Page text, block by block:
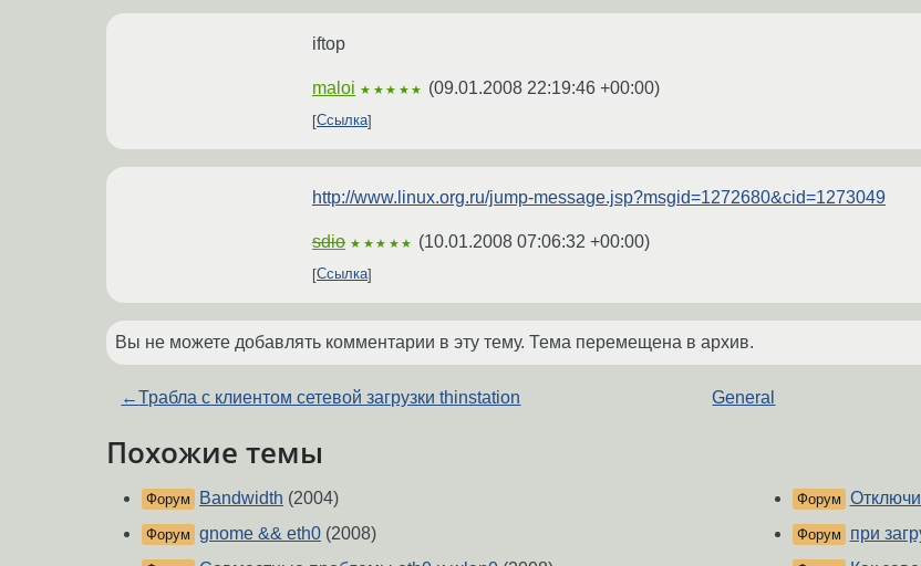
iftop
maloi ★★★★★ (09.01.2008 22:19:46 +00:00)
Ссылка
http://www.linux.org.ru/jump-message.jsp?msgid=1272680&cid=1273049
sdio ★★★★★ (10.01.2008 07:06:32 +00:00)
Ссылка
Вы не можете добавлять комментарии в эту тему. Тема перемещена в архив.
←Трабла с клиентом сетевой загрузки thinstation General
Похожие темы
Форум Bandwidth (2004)
Форум gnome && eth0 (2008)
Форум
Форум при